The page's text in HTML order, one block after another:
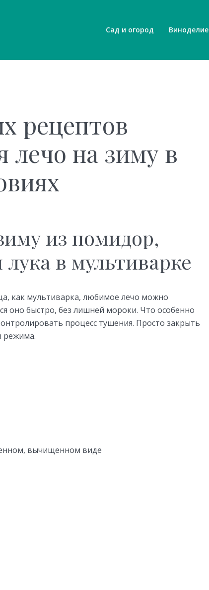
Сад и огород Виноделие
рецептов
лечо на зиму в
из помидор,
в мультиварке
как мультиварка, любимое лечо можно
оно быстро, без лишней мороки. Что особенно
процесс тушения. Просто закрыть
режима.
вычищенном виде